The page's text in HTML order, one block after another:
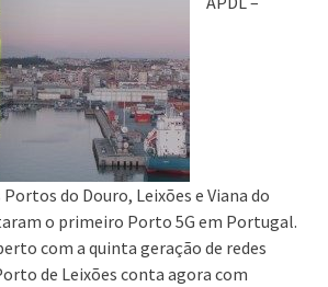
do Douro, Leixões e Viana do
o primeiro Porto 5G em Portugal.
com a quinta geração de redes
de Leixões conta agora com